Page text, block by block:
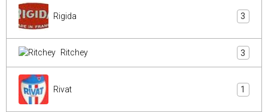
Rigida 3
Ritchey 3
Rivat 1